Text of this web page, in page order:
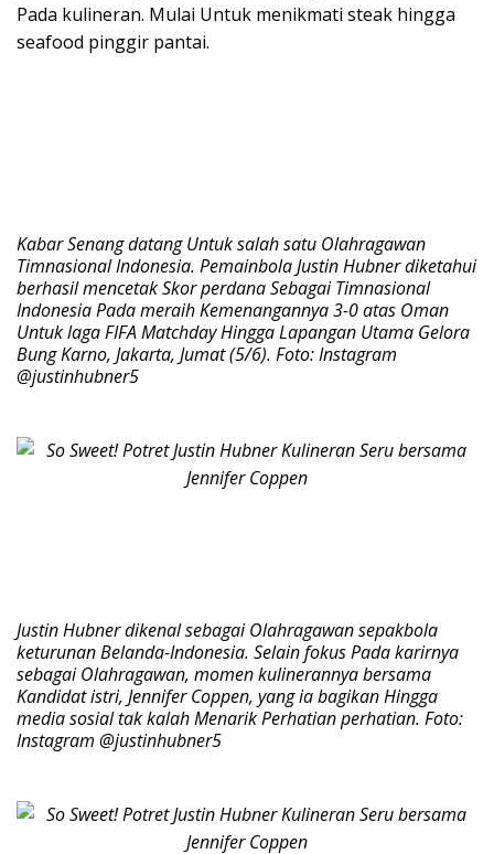
Pada kulineran. Mulai Untuk menikmati steak hingga
seafood pinggir pantai.
Kabar Senang datang Untuk salah satu Olahragawan
Timnasional Indonesia. Pemainbola Justin Hubner diketahui
berhasil mencetak Skor perdana Sebagai Timnasional
Indonesia Pada meraih Kemenangannya 3-0 atas Oman
Untuk laga FIFA Matchday Hingga Lapangan Utama Gelora
Bung Karno, Jakarta, Jumat (5/6). Foto: Instagram
@justinhubner5
Justin Hubner dikenal sebagai Olahragawan sepakbola
keturunan Belanda-Indonesia. Selain fokus Pada karirnya
sebagai Olahragawan, momen kulinerannya bersama
Kandidat istri, Jennifer Coppen, yang ia bagikan Hingga
media sosial tak kalah Menarik Perhatian perhatian. Foto:
Instagram @justinhubner5